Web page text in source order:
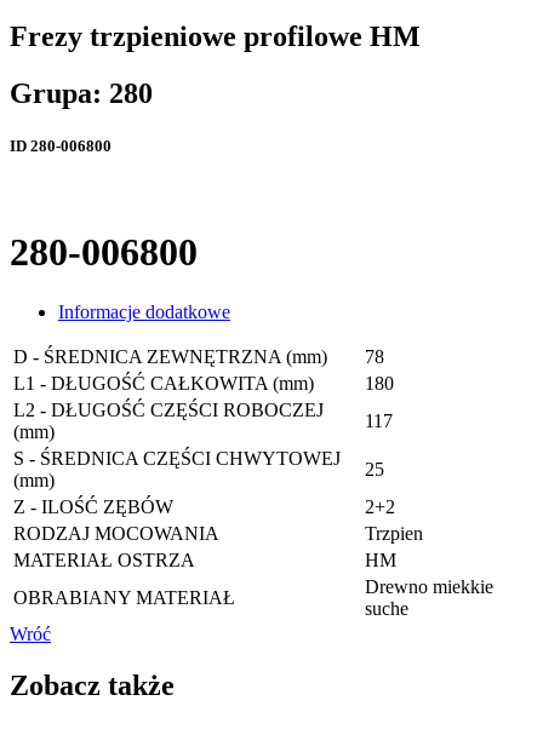
Frezy trzpieniowe profilowe HM
Grupa: 280
ID 280-006800
280-006800
Informacje dodatkowe
D - ŚREDNICA ZEWNĘTRZNA (mm)
78
L1 - DŁUGOŚĆ CAŁKOWITA (mm)
180
L2 - DŁUGOŚĆ CZĘŚCI ROBOCZEJ
(mm)
117
S - ŚREDNICA CZĘŚCI CHWYTOWEJ
(mm)
25
Z - ILOŚĆ ZĘBÓW
2+2
RODZAJ MOCOWANIA
Trzpien
MATERIAŁ OSTRZA
HM
OBRABIANY MATERIAŁ
Drewno miekkie
suche
Wróć
Zobacz także